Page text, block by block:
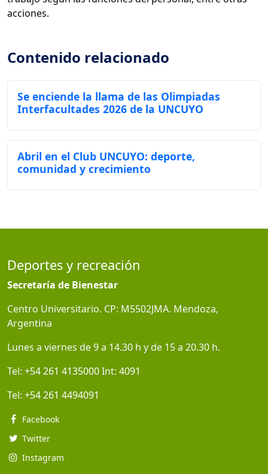
acciones.
Contenido relacionado
Se enciende la llama de las Olimpiadas
Interfacultades 2026 de la UNCUYO
Abril en el Club UNCUYO: deporte,
comunidad y crecimiento
Deportes y recreación
Secretaría de Bienestar
Centro Universitario. CP: M5502JMA. Mendoza,
Argentina
Lunes a viernes de 9 a 14.30 h y de 15 a 20.30 h.
Tel: +54 261 4135000Int: 4091
Tel: +54 261 4494091
Facebook
Twitter
Instagram